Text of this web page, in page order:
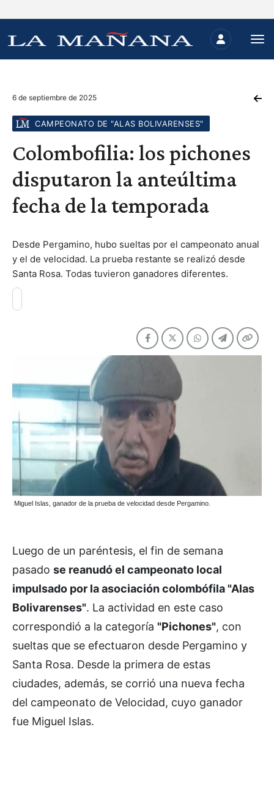
6 de septiembre de 2025
CAMPEONATO DE "ALAS BOLIVARENSES"
Colombofilia: los pichones
disputaron la anteúltima
fecha de la temporada
Desde Pergamino, hubo sueltas por el campeonato anual
y el de velocidad. La prueba restante se realizó desde
Santa Rosa. Todas tuvieron ganadores diferentes.
Miguel Islas, ganador de la prueba de velocidad desde Pergamino.
Luego de un paréntesis, el fin de semana
pasado se reanudó el campeonato local
impulsado por la asociación colombófila "Alas
Bolivarenses". La actividad en este caso
correspondió a la categoría "Pichones", con
sueltas que se efectuaron desde Pergamino y
Santa Rosa. Desde la primera de estas
ciudades, además, se corrió una nueva fecha
del campeonato de Velocidad, cuyo ganador
fue Miguel Islas.